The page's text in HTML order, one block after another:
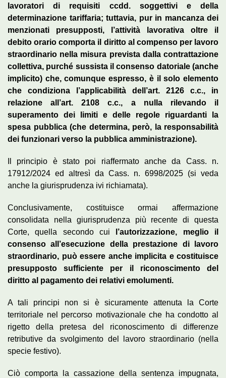
lavoratori di requisiti ccdd. soggettivi e della
determinazione tariffaria; tuttavia, pur in mancanza dei
menzionati presupposti, l’attività lavorativa oltre il
debito orario comporta il diritto al compenso per lavoro
straordinario nella misura prevista dalla contrattazione
collettiva, purché sussista il consenso datoriale (anche
implicito) che, comunque espresso, è il solo elemento
che condiziona l’applicabilità dell’art. 2126 c.c., in
relazione all’art. 2108 c.c., a nulla rilevando il
superamento dei limiti e delle regole riguardanti la
spesa pubblica (che determina, però, la responsabilità
dei funzionari verso la pubblica amministrazione).
Il principio è stato poi riaffermato anche da Cass. n.
17912/2024 ed altresì da Cass. n. 6998/2025 (si veda
anche la giurisprudenza ivi richiamata).
Conclusivamente, costituisce ormai affermazione
consolidata nella giurisprudenza più recente di questa
Corte, quella secondo cui
l’autorizzazione, meglio il
consenso all’esecuzione della prestazione di lavoro
straordinario, può essere anche implicita e costituisce
presupposto sufficiente per il riconoscimento del
diritto al pagamento dei relativi emolumenti.
A tali principi non si è sicuramente attenuta la Corte
territoriale nel percorso motivazionale che ha condotto al
rigetto della pretesa del riconoscimento di differenze
retributive da svolgimento del lavoro straordinario (nella
specie festivo).
Ciò comporta la cassazione della sentenza impugnata,